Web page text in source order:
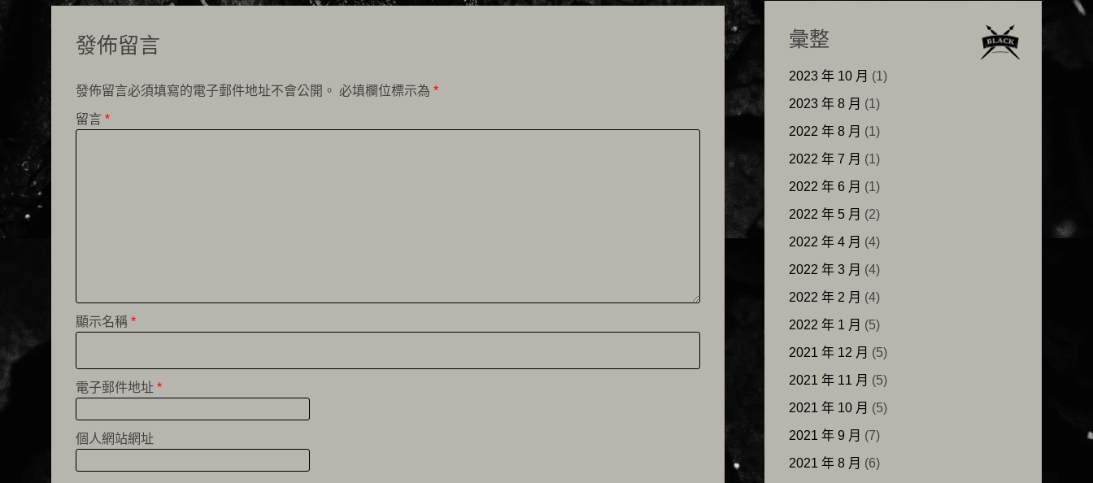
發佈留言
發佈留言必須填寫的電子郵件地址不會公開。 必填欄位標示為 *
留言 *
顯示名稱 *
電子郵件地址 *
個人網站網址
彙整
2023 年 10 月 (1)
2023 年 8 月 (1)
2022 年 8 月 (1)
2022 年 7 月 (1)
2022 年 6 月 (1)
2022 年 5 月 (2)
2022 年 4 月 (4)
2022 年 3 月 (4)
2022 年 2 月 (4)
2022 年 1 月 (5)
2021 年 12 月 (5)
2021 年 11 月 (5)
2021 年 10 月 (5)
2021 年 9 月 (7)
2021 年 8 月 (6)